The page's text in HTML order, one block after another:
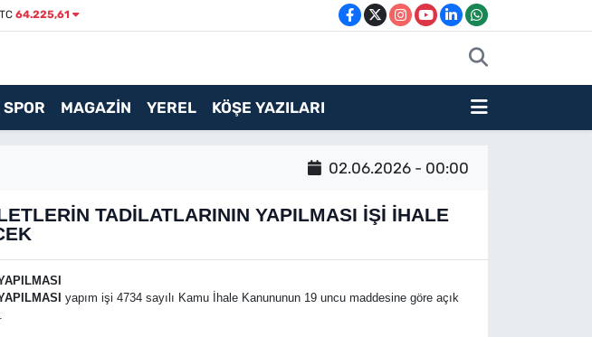
64.225,61
SPOR MAGAZİN YEREL KÖŞE YAZILARI
02.06.2026 - 00:00
TADİLATLARININ YAPILMASI İŞİ İHALE
yapım işi 4734 sayılı Kamu İhale Kanununun 19 uncu maddesine göre açık